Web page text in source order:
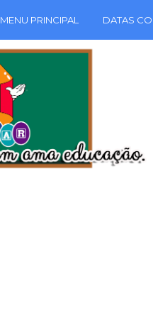
MENU PRINCIPAL DATAS